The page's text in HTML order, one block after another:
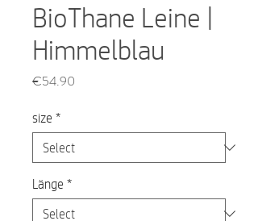
BioThane Leine |
Himmelblau
€54.90
size *
Länge *